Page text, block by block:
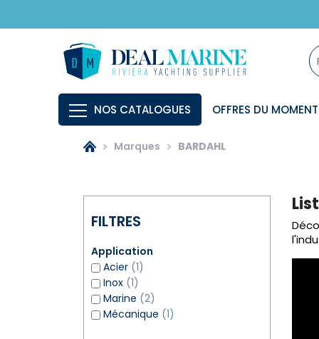
NOS CATALOGUES OFFRES DU MOMENT
Marques BARDAHL
FILTRES
Application
Acier (1)
Inox (1)
Marine (2)
Mécanique (1)